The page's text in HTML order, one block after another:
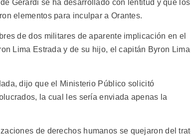
Gerardi se ha desarrollado con lentitud y que los
elementos para inculpar a Orantes.
de dos militares de aparente implicación en el
Lima Estrada y de su hijo, el capitán Byron Lima
dijo que el Ministerio Público solicitó
la cual les sería enviada apenas la
de derechos humanos se quejaron del